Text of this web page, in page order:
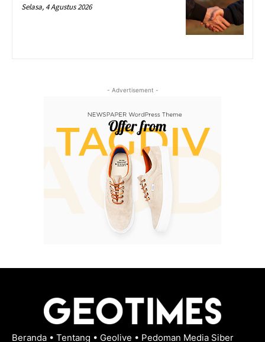
Selasa, 4 Agustus 2026
- Advertisement -
Beranda • Tentang • Geolive • Pedoman Media Siber